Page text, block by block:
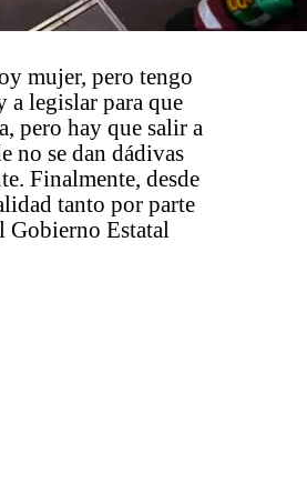
mujer, pero tengo
a legislar para que
pero hay que salir a
no se dan dádivas
Finalmente, desde
tanto por parte
Gobierno Estatal